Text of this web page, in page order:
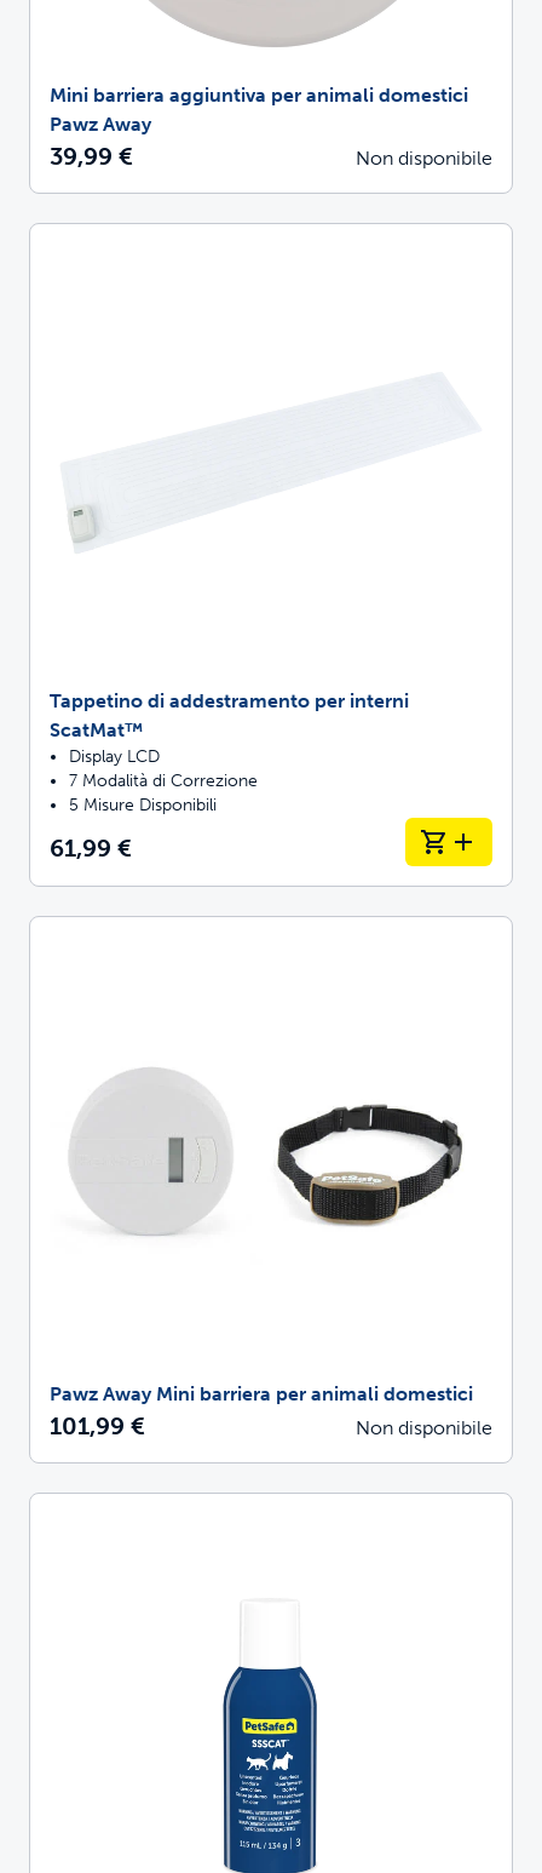
Mini barriera aggiuntiva per animali domestici
Pawz Away
39,99 € Non disponibile
Tappetino di addestramento per interni
ScatMat™
Display LCD
7 Modalità di Correzione
5 Misure Disponibili
61,99 €
Pawz Away Mini barriera per animali domestici
101,99 € Non disponibile